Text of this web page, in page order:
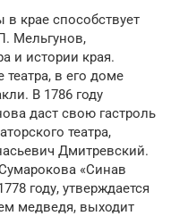
в крае способствует
Мельгунов,
и истории края.
театра, в его доме
В 1786 году
даст свою гастроль
театра,
Дмитревский.
«Синав
году, утверждается
медведя, выходит